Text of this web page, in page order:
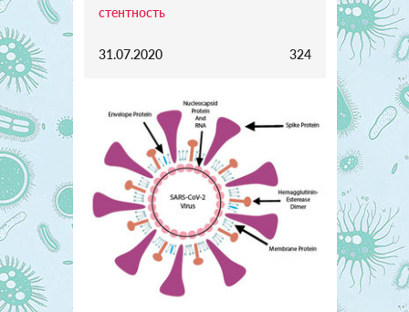
стентность
31.07.2020 324